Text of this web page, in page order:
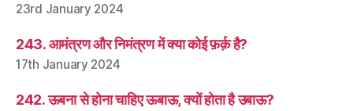
23rd January 2024
243. आमंत्रण और निमंत्रण में क्या कोई फ़र्क़ है?
17th January 2024
242. ऊबना से होना चाहिए ऊबाऊ, क्यों होता है उबाऊ?